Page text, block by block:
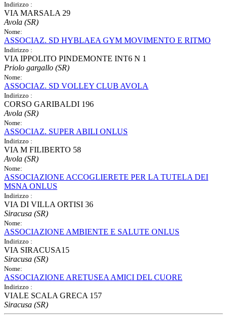
Indirizzo :
VIA MARSALA 29
Avola (SR)
Nome:
ASSOCIAZ. SD HYBLAEA GYM MOVIMENTO E RITMO
Indirizzo :
VIA IPPOLITO PINDEMONTE INT6 N 1
Priolo gargallo (SR)
Nome:
ASSOCIAZ. SD VOLLEY CLUB AVOLA
Indirizzo :
CORSO GARIBALDI 196
Avola (SR)
Nome:
ASSOCIAZ. SUPER ABILI ONLUS
Indirizzo :
VIA M FILIBERTO 58
Avola (SR)
Nome:
ASSOCIAZIONE ACCOGLIERETE PER LA TUTELA DEI
MSNA ONLUS
Indirizzo :
VIA DI VILLA ORTISI 36
Siracusa (SR)
Nome:
ASSOCIAZIONE AMBIENTE E SALUTE ONLUS
Indirizzo :
VIA SIRACUSA15
Siracusa (SR)
Nome:
ASSOCIAZIONE ARETUSEA AMICI DEL CUORE
Indirizzo :
VIALE SCALA GRECA 157
Siracusa (SR)